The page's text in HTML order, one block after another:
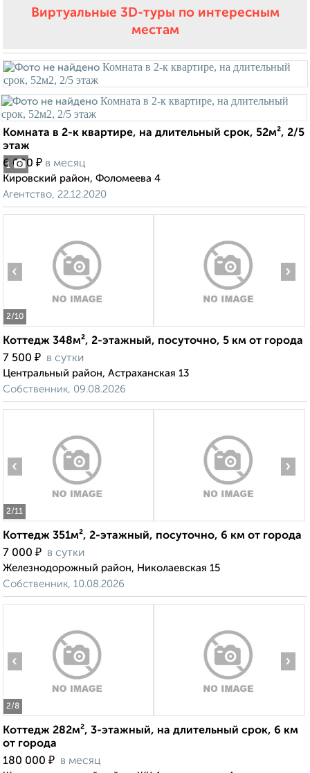
Виртуальные 3D-туры по интересным
местам
1
Комната в 2-к квартире, на длительный срок, 52м², 2/5
этаж
6 000 ₽ в месяц
Кировский район, Фоломеева 4
Агентство, 22.12.2020
2/10
‹ ›
Коттедж 348м², 2-этажный, посуточно, 5 км от города
7 500 ₽ в сутки
Центральный район, Астраханская 13
Собственник, 09.08.2026
2/11
‹ ›
Коттедж 351м², 2-этажный, посуточно, 6 км от города
7 000 ₽ в сутки
Железнодорожный район, Николаевская 15
Собственник, 10.08.2026
2/8
‹ ›
Коттедж 282м², 3-этажный, на длительный срок, 6 км
от города
180 000 ₽ в месяц